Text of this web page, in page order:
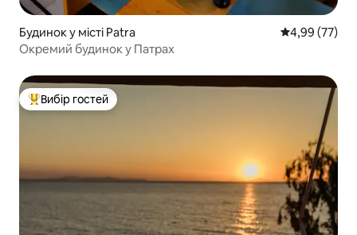
Будинок у місті Patra Середня
4,99 (77)
Окремий будинок у Патрах
Топ вибір гостей
Вибір гостей